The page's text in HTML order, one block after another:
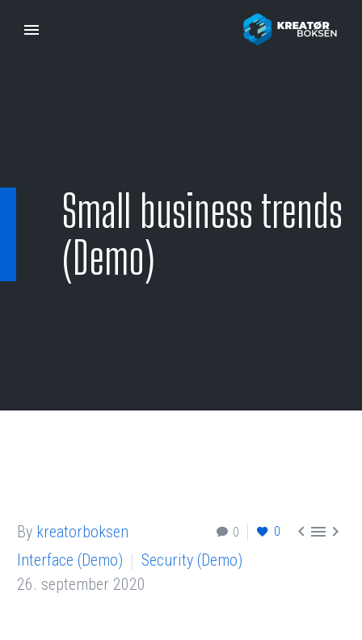
Small business trends
(Demo)
0 0   
By kreatorboksen
Interface (Demo)
Security (Demo)
26. september 2020